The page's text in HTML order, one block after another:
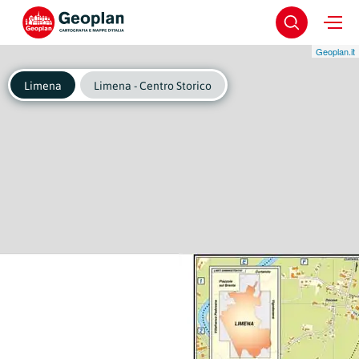
Geoplan.it
Limena Limena - Centro Storico